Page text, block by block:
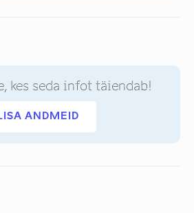
kes seda infot täiendab!
ANDMEID